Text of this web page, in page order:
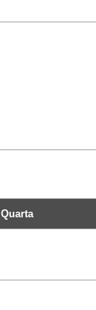
Quarta